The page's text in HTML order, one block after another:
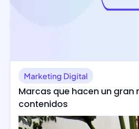
Marketing Digital
Marcas que hacen un gran
contenidos